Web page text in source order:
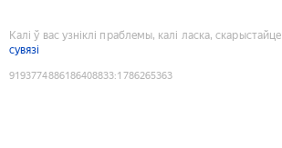
Калі ў вас узніклі праблемы, калі ласка, скарыстайце
сувязі
9193774886186408833:1786265363